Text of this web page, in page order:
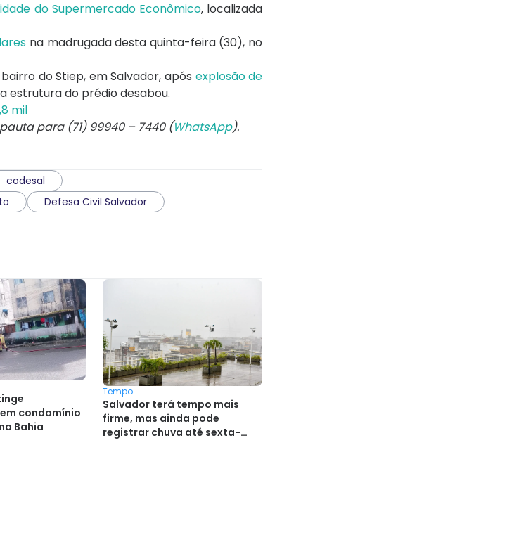
do Supermercado Econômico, localizada
na madrugada desta quinta-feira (30), no
bairro do Stiep, emSalvador, após explosão de
estrutura do prédio desabou.
mil
para (71) 99940 – 7440 (WhatsApp).
codesal
Defesa Civil Salvador
condomínio
Bahia
Tempo
Salvador terá tempo mais
firme, mas ainda pode
registrar chuva até sexta-